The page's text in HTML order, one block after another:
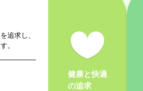
健康と快適
の追求
追求し、
。